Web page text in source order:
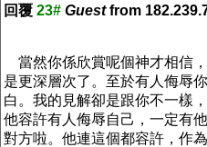
回覆 23# Guestfrom
當然你係欣賞呢個神才相信
是更深層次了。至於有人侮辱
白。我的見解卻是跟你不一樣
他容許有人侮辱自己，一定有
對方啦。他連這個都容許，作